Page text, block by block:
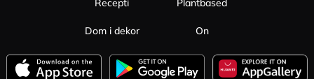
Recepti
Dom i dekor
Plantbased
On